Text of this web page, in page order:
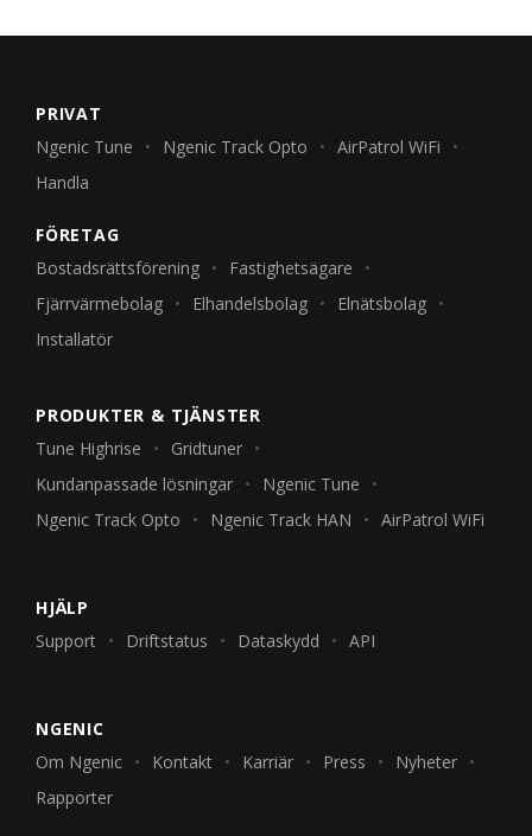
PRIVAT
Ngenic Tune
Ngenic Track Opto
AirPatrol WiFi
Handla
FÖRETAG
Bostadsrättsförening
Fastighetsägare
Fjärrvärmebolag
Elhandelsbolag
Elnätsbolag
Installatör
PRODUKTER & TJÄNSTER
Tune Highrise
Gridtuner
Kundanpassade lösningar
Ngenic Tune
Ngenic Track Opto
Ngenic Track HAN AirPatrol WiFi
HJÄLP
Support
Driftstatus Dataskydd API
NGENIC
Om Ngenic
Kontakt Karriär Press
Nyheter
Rapporter